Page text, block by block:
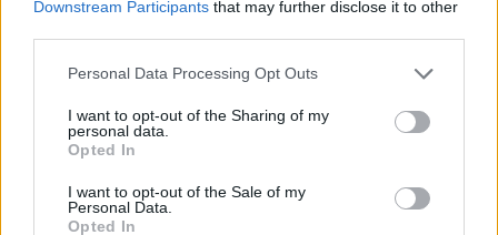
Downstream Participants that may further disclose it to other
Personal Data Processing Opt Outs
I want to opt-out of the Sharing of my
personal data.
Opted In
I want to opt-out of the Sale of my
Personal Data.
Opted In
seguito della crisi economica causata dall'epidemia di
1.348 euro
2022-02-18
Esonero dal versamento dei contributi previdenziali
degli st
inps